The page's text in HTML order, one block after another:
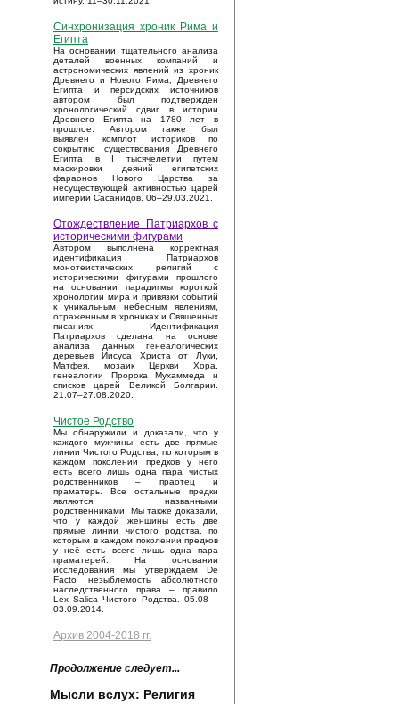
Синхронизация хроник Рима и
Египта
На основании тщательного анализа
деталей военных компаний и
астрономических явлений из хроник
Древнего и Нового Рима, Древнего
Египта и персидских источников
автором был подтвержден
хронологический сдвиг в истории
Древнего Египта на 1780 лет в
прошлое. Автором также был
выявлен комплот историков по
сокрытию существования Древнего
Египта в I тысячелетии путем
маскировки деяний египетских
фараонов Нового Царства за
несуществующей активностью царей
империи Сасанидов. 06–29.03.2021.
Отождествление Патриархов с
историческими фигурами
Автором выполнена корректная
идентификация Патриархов
монотеистических религий с
историческими фигурами прошлого
на основании парадигмы короткой
хронологии мира и привязки событий
к уникальным небесным явлениям,
отраженным в хрониках и Священных
писаниях. Идентификация
Патриархов сделана на основе
анализа данных генеалогических
деревьев Иисуса Христа от Луки,
Матфея, мозаик Церкви Хора,
генеалогии Пророка Мухаммеда и
списков царей Великой Болгарии.
21.07–27.08.2020.
Чистое Родство
Мы обнаружили и доказали, что у
каждого мужчины есть две прямые
линии Чистого Родства, по которым в
каждом поколении предков у него
есть всего лишь одна пара чистых
родственников – праотец и
праматерь. Все остальные предки
являются названными
родственниками. Мы также доказали,
что у каждой женщины есть две
прямые линии чистого родства, по
которым в каждом поколении предков
у неё есть всего лишь одна пара
праматерей. На основании
исследования мы утверждаем De
Facto незыблемость абсолютного
наследственного права – правило
Lex Salica Чистого Родства. 05.08 –
03.09.2014.
Архив 2004-2018 гг.
Продолжение следует...
Мысли вслух: Религия